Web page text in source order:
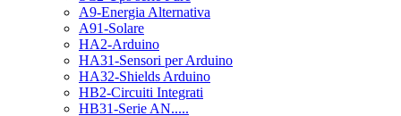
A9-Energia Alternativa
A91-Solare
HA2-Arduino
HA31-Sensori per Arduino
HA32-Shields Arduino
HB2-Circuiti Integrati
HB31-Serie AN.....